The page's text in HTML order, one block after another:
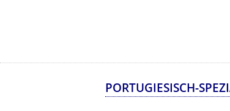
PORTUGIESISCH-